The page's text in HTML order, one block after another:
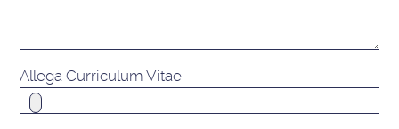
Allega Curriculum Vitae